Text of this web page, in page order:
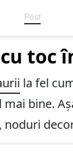
Post
toc
la fel
bine.